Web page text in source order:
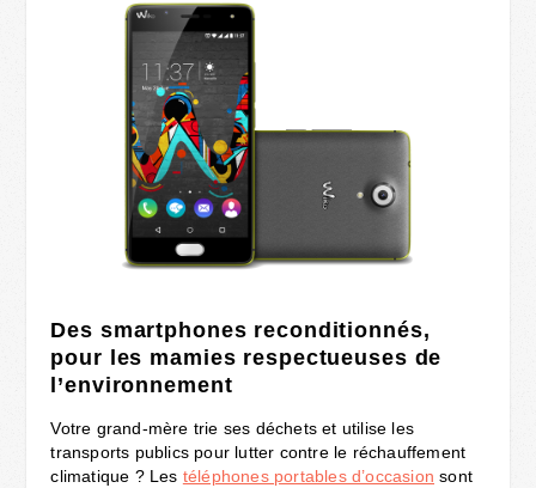
Des smartphones reconditionnés,
pour les mamies respectueuses de
l’environnement
Votre grand-mère trie ses déchets et utilise les
transports publics pour lutter contre le réchauffement
climatique ? Les téléphones portables d’occasion sont